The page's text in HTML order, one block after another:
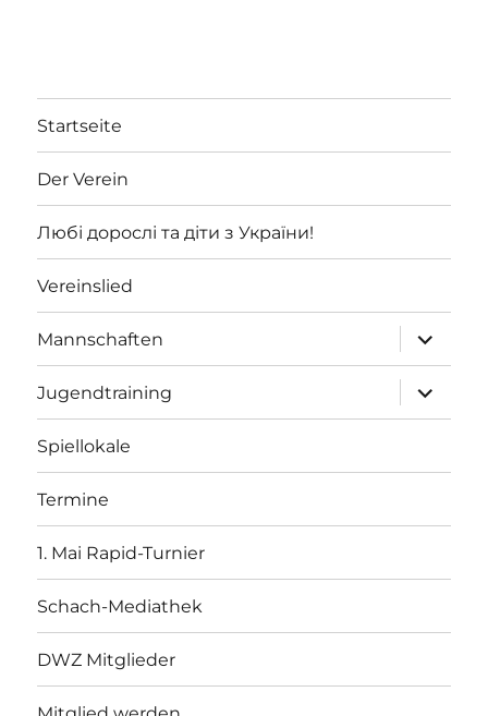
Startseite
Der Verein
Любі дорослі та діти з України!
Vereinslied
Mannschaften
öffnen
Jugendtraining
öffnen
Spiellokale
Termine
1. Mai Rapid-Turnier
Schach-Mediathek
DWZ Mitglieder